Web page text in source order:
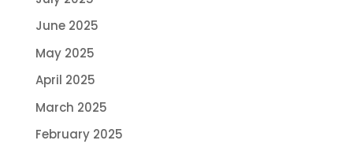
June 2025
May 2025
April 2025
March 2025
February 2025